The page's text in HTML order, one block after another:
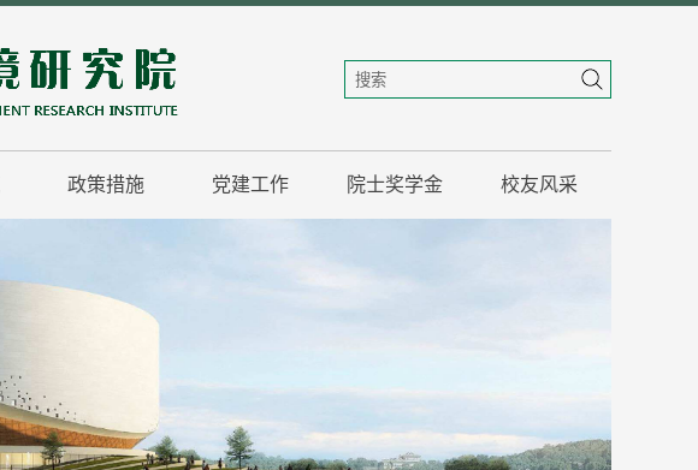
政策措施 党建工作 院士奖学金 校友风采